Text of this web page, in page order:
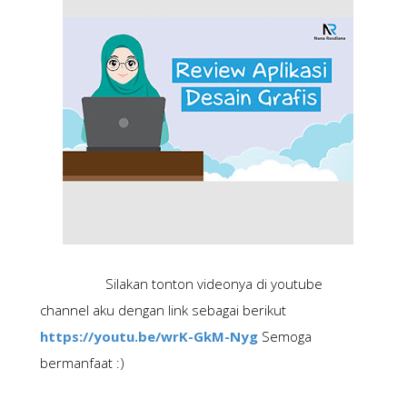
Silakan tonton videonya di youtube
https://youtu.be/wrK-GkM-Nyg Semoga
bermanfaat :)